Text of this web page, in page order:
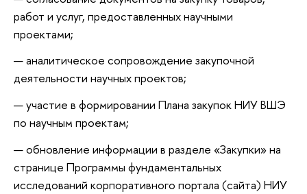
работ и услуг, предоставленных научными
проектами;
аналитическое сопровождение закупочной
деятельности научных проектов;
участие в формировании Плана закупок НИУ ВШЭ
по научным проектам;
обновление информации в разделе «Закупки» на
странице Программы фундаментальных
исследований корпоративного портала (сайта) НИУ